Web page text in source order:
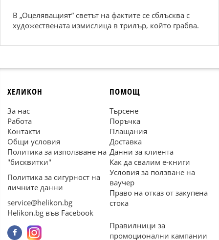
В „Оцеляващият” светът на фактите се сблъсква с
художествената измислица в трилър, който грабва.
ХЕЛИКОН
За нас
Работа
Контакти
Общи условия
Политика за използване на
"бисквитки"
Политика за сигурност на
личните данни
service@helikon.bg
Helikon.bg във Facebook
ПОМОЩ
Търсене
Поръчка
Плащания
Доставка
Данни за клиента
Как да свалим е-книги
Условия за ползване на
ваучер
Право на отказ от закупена
стока
Правилници за
промоционални кампании